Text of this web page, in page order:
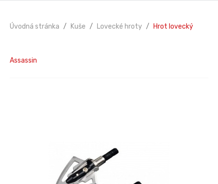
Úvodná stránka Kuše Lovecké hroty Hrot lovecký
Assassin